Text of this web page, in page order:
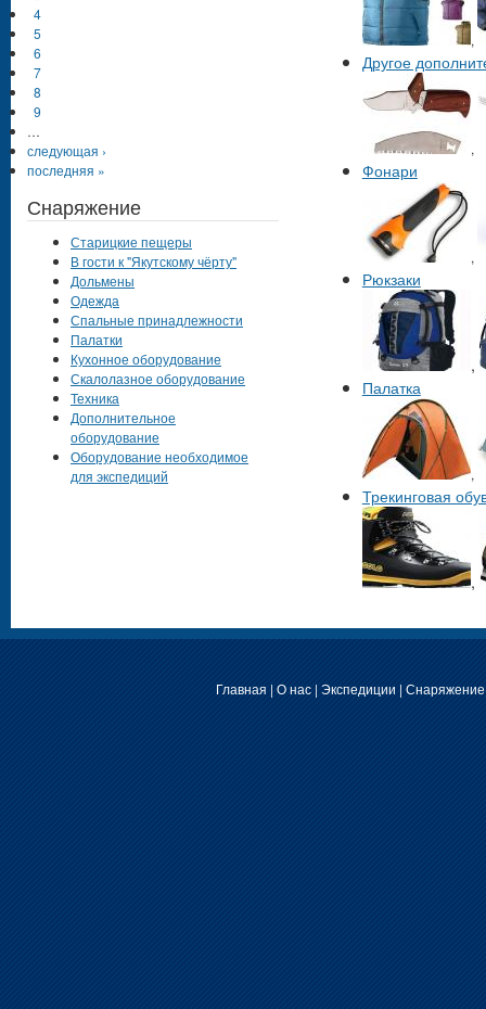
,
Другое
,
Фонари
,
Рюкзаки
,
Палатка
,
Трекинговая
,
4
5
6
7
8
9
…
следующая ›
последняя »
Снаряжение
Старицкие пещеры
В гости к "Якутскому чёрту"
Дольмены
Одежда
Спальные принадлежности
Палатки
Кухонное оборудование
Скалолазное оборудование
Техника
Дополнительное
оборудование
Оборудование необходимое
для экспедиций
Главная | О нас| Экспедиции | Снаряжение